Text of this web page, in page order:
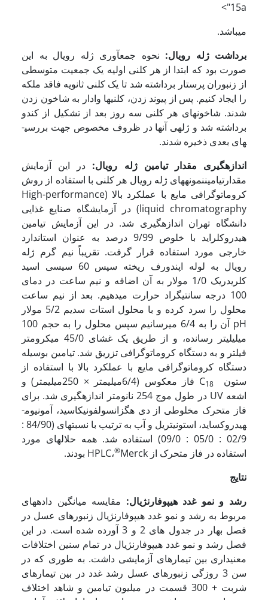
15a">
می‍باشد.
برداشت ژله رویال: نحوه جمع­آوری ژله رویال به این
صورت بود که ابتدا از هر کلنی اولیه یک جمعیت متوسطی
از زنبوران پرستار برداشته شد تا یک کلنی ثانویه فاقد ملکه
را ایجاد کنیم. پس از پیوند زدن، کلنی­ها وادار به شاخون زدن
­شدند. شاخون­های هر کلنی سه روز بعد از تشکیل از کندو
برداشته شد و ژله­ی آن­ها در ظروف مخصوص جهت بررسی­
های بعدی ذخیره شدند.
اندازه­گیری مقدار تیامین ژله رویال: در این آزمایش
مقدارتیامیننمونه­های ژله رویال هر کلنی با استفاده از روش
کروماتوگرافی مایع با عملکرد بالا (High-performance
liquid chromatography) در آزمایشگاه صنایع غذایی
دانشگاه تهران اندازه­گیری شد. در این آزمایش تیامین
هیدروکلراید با خلوص 9/99 درصد به عنوان استاندارد
خارجی مورد استفاده قرار گرفت. تقریباً نیم گرم ژله
رویال به لوله اپندورف ریخته سپس 60 سی­سی اسید
کلریدریک 1/0 مولار به آن اضافه و نیم ساعت در دمای
100 درجه سانتی­گراد حرارت می­دهیم. بعد از نیم ساعت
محلول را سرد کرده و با محلول استات سدیم 5/2 مولار
pH آن را به 6/4 می­رسانیم سپس محلول را به حجم 100
میلی­لیتر رسانده، و از طریق یک غشای 45/0 میکرومتر
فیلتر و به دستگاه کروماتوگرافی تزریق شد. تیامین بوسیله
دستگاه کروماتوگرافی مایع با عملکرد بالا با استفاده از
ستون C
18
فاز معکوس (6/4میلی­متر × 250میلی­متر) و
اشعه UV در طول موج 254 نانومتر اندازه­گیری شد. برای
فاز متحرک مخلوطی از دی هگزان­سولفونیک­اسید، آمونیوم­
هیدروکساید، استونیتریل و آب به ترتیب با نسبت­های (84/90 :
02/9 : 05/0 : 09/0) استفاده شد. همه حلال­های مورد
استفاده در فاز متحرک از HPLC،
®Merck بودند.
نتایج
رشد و نمو غدد هیپوفارنژیال: مقایسه میانگین داده­های
مربوط به رشد و نمو غدد هیپوفارنژیال زنبورهای عسل در
فصل بهار در جدول های 2 و 3 آورده شده است. در این
فصل رشد و نمو غدد هیپوفارنژیال در تمام سنین اختلافات
معنی­داری بین تیمارهای آزمایشی داشت. به طوری که در
سن 3 روزگی زنبورهای عسل رشد غدد در بین تیمارهای
شربت + 300 قسمت در میلیون تیامین و شاهد اختلاف